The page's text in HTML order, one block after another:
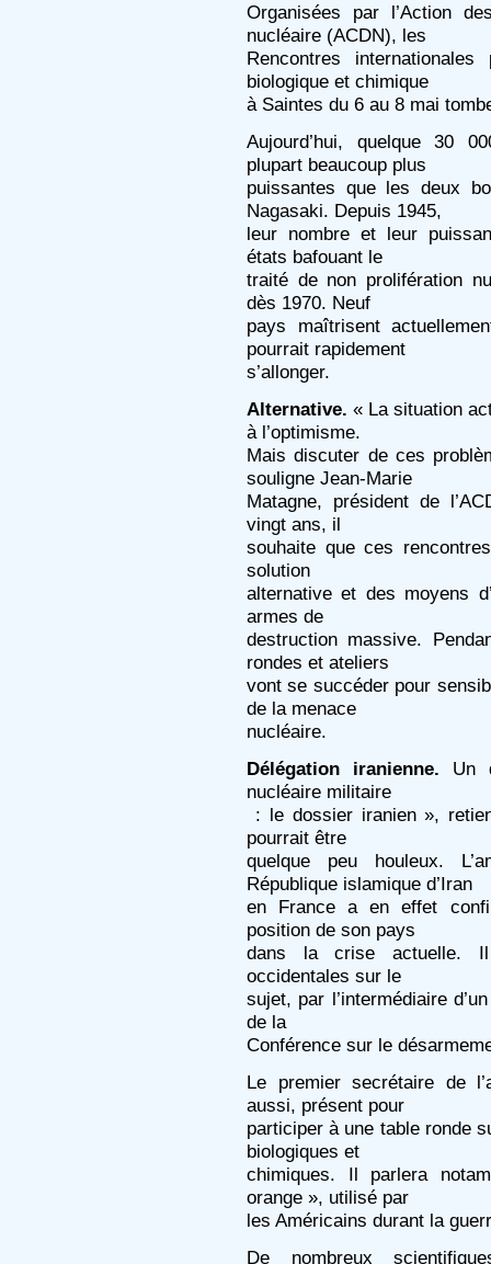
Organisées par l’Action
nucléaire (ACDN), les
Rencontres
biologique et chimique
à Saintes du 6 au 8 mai
Aujourd’hui, quelque 30
plupart beaucoup plus
puissantes que les deux
Nagasaki. Depuis 1945,
leur nombre et leur
états bafouant le
traité de non prolifération
dès 1970. Neuf
pays maîtrisent
pourrait rapidement
s’allonger.
Alternative. « La situation
à l’optimisme.
Mais discuter de ces
souligne Jean-Marie
Matagne, président de
vingt ans, il
souhaite que ces
solution
alternative et des moyens
armes de
destruction massive.
rondes et ateliers
vont se succéder pour
de la menace
nucléaire.
Délégation iranienne. Un
nucléaire militaire
: le dossier iranien »,
pourrait être
quelque peu houleux.
République islamique d’Iran
en France a en effet
position de son pays
dans la crise actuelle.
occidentales sur le
sujet, par l’intermédiaire
de la
Conférence sur le
Le premier secrétaire de
aussi, présent pour
participer à une table ronde
biologiques et
chimiques. Il parlera
orange », utilisé par
les Américains durant la
De nombreux